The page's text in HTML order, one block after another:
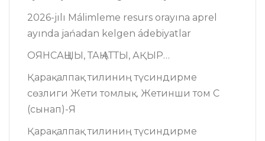
2026-jılı Málimleme resurs оrayına aprel
ayında jańadan kelgen ádebiyatlar
ОЯНСАҢШЫ, ТАҢ АТТЫ, АҚЫР…
Қарақалпақ тилиниң түсиндирме
сөзлиги Жети томлық. Жетинши том C
(сынап)-Я
Қарақалпақ тилиниң түсиндирме